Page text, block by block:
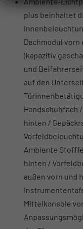
plus beinhaltet
Dachmodul
(kapazitiv
und
auf den
Handschuhfach
hinten /
Ambiente
hinten /
außen vorn und
Mittelkonsole